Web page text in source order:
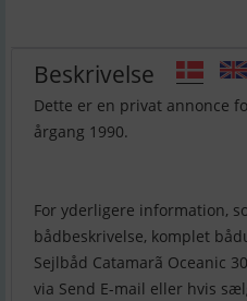
Beskrivelse
Dette er en privat annonce
årgang 1990.
For yderligere information,
bådbeskrivelse, komplet
Sejlbåd Catamarã Oceanic
via Send E-mail eller hvis